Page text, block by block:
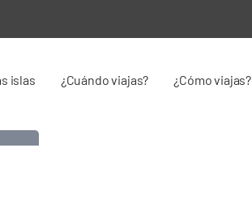
islas ¿Cuándo viajas? ¿Cómo viajas?